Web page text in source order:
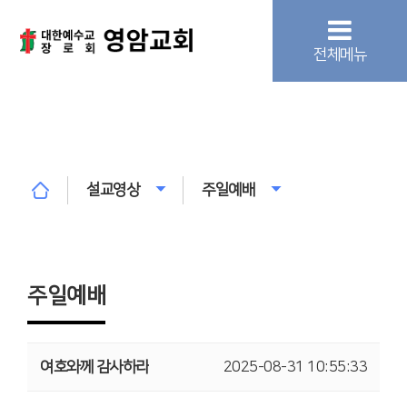
전체메뉴
설교영상 주일예배
주일예배
여호와께 감사하라 2025-08-31 10:55:33